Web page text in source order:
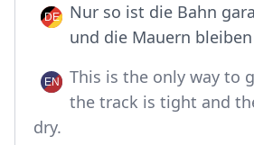
Nur so ist die Bahn
und die Mauern
This is the only way to
the track is tight and
dry.